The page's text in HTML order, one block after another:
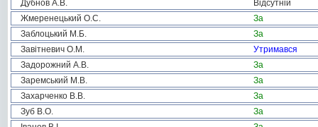
Дубнов А.В.
Відсутній
Жмеренецький О.С.
За
Заблоцький М.Б.
За
Завітневич О.М.
Утримався
Задорожний А.В.
За
Заремський М.В.
За
Захарченко В.В.
За
Зуб В.О.
За